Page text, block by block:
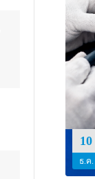
10
ธ.ค.